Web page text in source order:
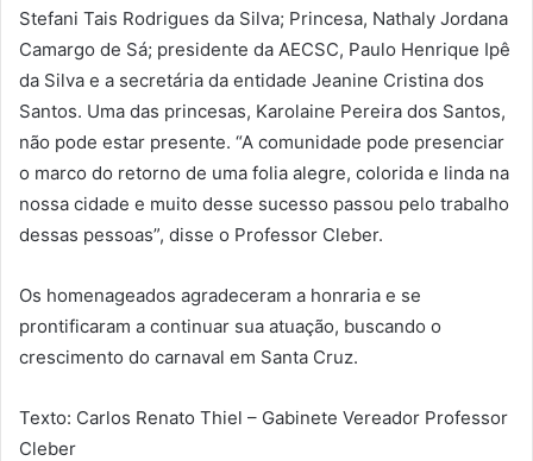
Stefani Tais Rodrigues da Silva; Princesa, Nathaly Jordana
Camargo de Sá; presidente da AECSC, Paulo Henrique Ipê
da Silva e a secretária da entidade Jeanine Cristina dos
Santos. Uma das princesas, Karolaine Pereira dos Santos,
não pode estar presente. “A comunidade pode presenciar
o marco do retorno de uma folia alegre, colorida e linda na
nossa cidade e muito desse sucesso passou pelo trabalho
dessas pessoas”, disse o Professor Cleber.
Os homenageados agradeceram a honraria e se
prontificaram a continuar sua atuação, buscando o
crescimento do carnaval em Santa Cruz.
Texto: Carlos Renato Thiel – Gabinete Vereador Professor
Cleber